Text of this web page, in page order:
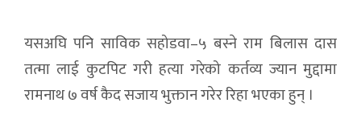
यसअघि पनि साविक सहोडवा–५ बस्ने राम बिलास दास
तत्मा लाई कुटपिट गरी हत्या गरेको कर्तव्य ज्यान मुद्दामा
रामनाथ ७ वर्ष कैद सजाय भुक्तान गरेर रिहा भएका हुन् ।